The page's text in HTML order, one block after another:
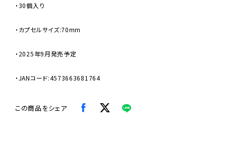
・30個入り
・カプセルサイズ:70mm
・2025年9月発売予定
・JANコード:4573663681764
この商品をシェア